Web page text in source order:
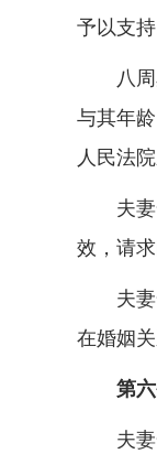
予以支持
八周岁
与其年
人民法
夫妻一
效，请
夫妻一
在婚姻
第六
夫妻一